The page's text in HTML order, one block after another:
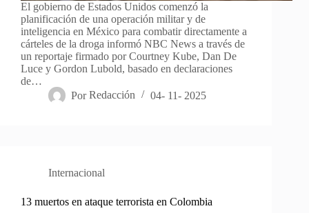
El gobierno de Estados Unidos comenzó la
planificación de una operación militar y de
inteligencia en México para combatir directamente a
cárteles de la droga informó NBC News a través de
un reportaje firmado por Courtney Kube, Dan De
Luce y Gordon Lubold, basado en declaraciones
de…
Por Redacción 04- 11- 2025
Internacional
13 muertos en ataque terrorista en Colombia